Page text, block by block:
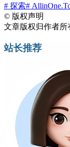
# 探索#
© 版权声明
文章版权归作者所
站长推荐